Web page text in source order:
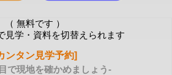
（ 無料です ）
見学・資料を切替えられます
ンタン見学予約]
で現地を確かめましょう-